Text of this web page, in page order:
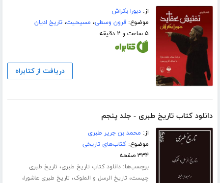
از:دبورا بکراش
موضوع:قرون وسطی، مسیحیت،تاریخ ادیان
۵ ساعت و ۲ دقیقه
دریافت از کتابراه
دانلود کتاب تاریخ طبری - جلد پنجم
از: محمد بن جریر طبری
موضوع:کتاب‌های تاریخی
۳۳۴ صفحه
برچسب‌ها:دانلود کتاب تاریخ طبری، تاریخ طبری
چیست، تاریخ الرسل و الملوک، تاریخ طبری عاشورا،